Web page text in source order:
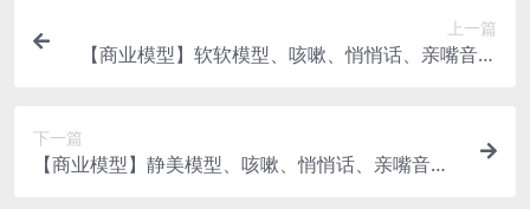
上一篇
【商业模型】软软模型、咳嗽、悄悄话、亲嘴音效
下一篇
【商业模型】静美模型、咳嗽、悄悄话、亲嘴音效